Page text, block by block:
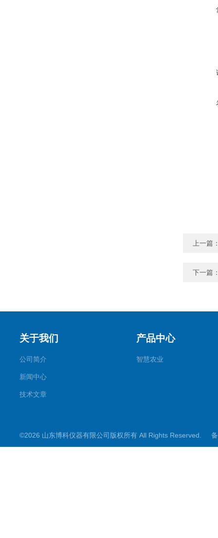
上一篇
下一篇
关于我们
公司简介
新闻中心
技术文章
产品中心
智慧农业
©2026 山东博科仪器有限公司版权所有 All Rights Reserved.